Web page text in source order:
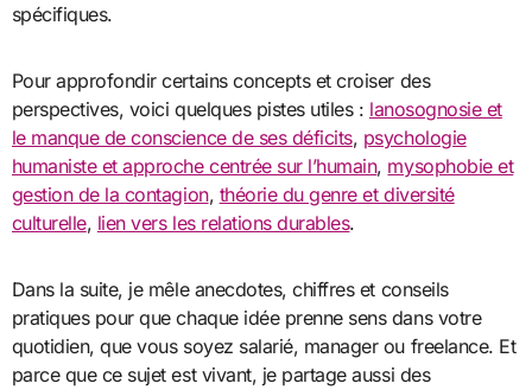
spécifiques.
Pour approfondir certains concepts et croiser des
perspectives, voici quelques pistes utiles : lanosognosie et
le manque de conscience de ses déficits, psychologie
humaniste et approche centrée sur l’humain, mysophobie et
gestion de la contagion, théorie du genre et diversité
culturelle, lien vers les relations durables.
Dans la suite, je mêle anecdotes, chiffres et conseils
pratiques pour que chaque idée prenne sens dans votre
quotidien, que vous soyez salarié, manager ou freelance. Et
parce que ce sujet est vivant, je partage aussi des